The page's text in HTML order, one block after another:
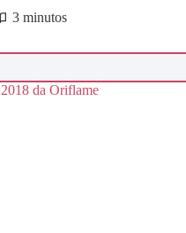
3 minutos